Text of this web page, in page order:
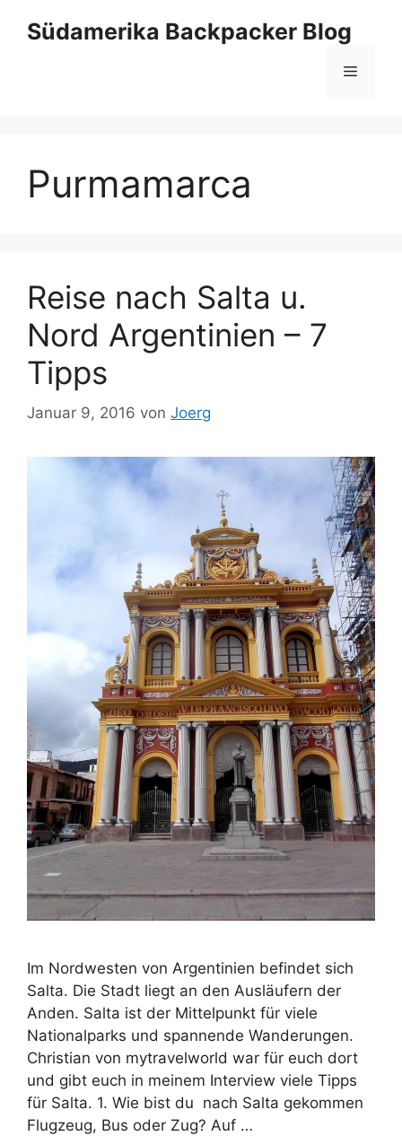
InhaltSüdamerika Backpacker Blog
Menü
Purmamarca
Reise nach Salta u.
Nord Argentinien – 7
Tipps
Januar 9, 2016 von Joerg
Im Nordwesten von Argentinien befindet sich
Salta. Die Stadt liegt an den Ausläufern der
Anden. Salta ist der Mittelpunkt für viele
Nationalparks und spannende Wanderungen.
Christian von mytravelworld war für euch dort
und gibt euch in meinem Interview viele Tipps
für Salta. 1. Wie bist du nach Salta gekommen
Flugzeug, Bus oder Zug? Auf …